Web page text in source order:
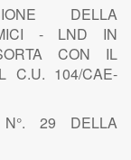
DELLA
- LND IN
CON IL
C.U. 104/CAE-
N°. 29 DELLA